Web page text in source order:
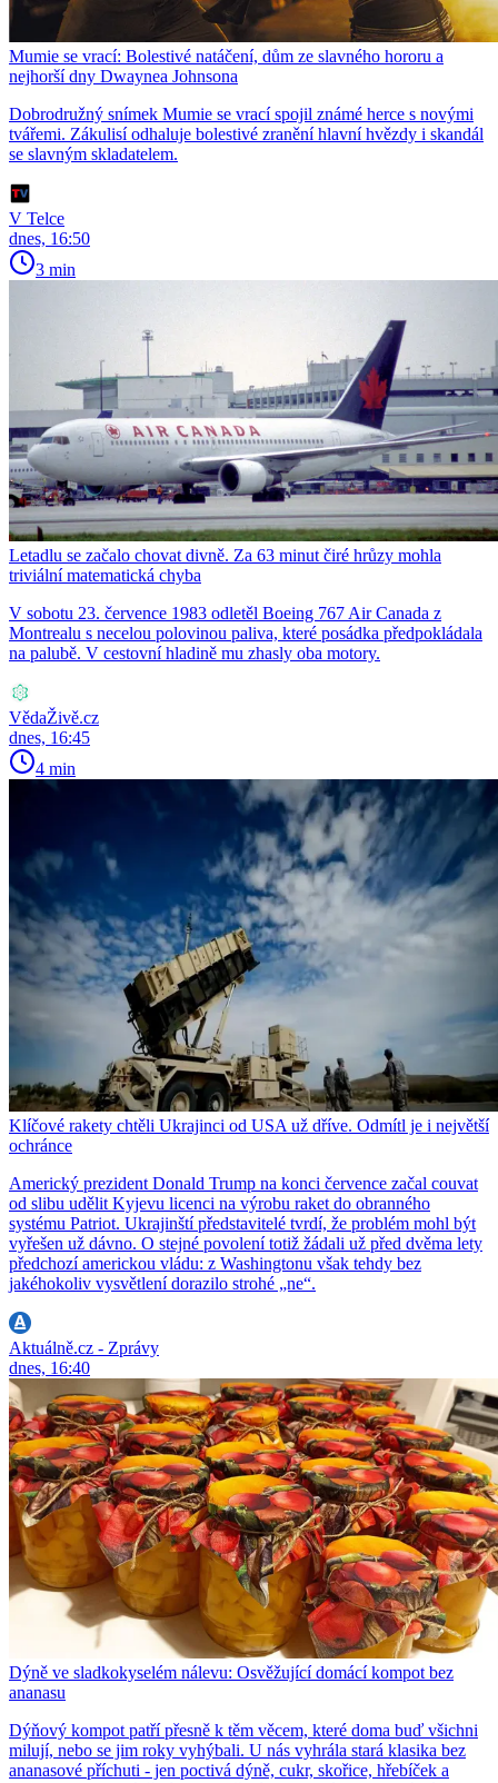
Mumie se vrací: Bolestivé natáčení, dům ze slavného hororu a
nejhorší dny Dwaynea Johnsona
Dobrodružný snímek Mumie se vrací spojil známé herce s novými
tvářemi. Zákulisí odhaluje bolestivé zranění hlavní hvězdy i skandál
se slavným skladatelem.
V Telce
dnes, 16:50
3 min
Letadlu se začalo chovat divně. Za 63 minut čiré hrůzy mohla
triviální matematická chyba
V sobotu 23. července 1983 odletěl Boeing 767 Air Canada z
Montrealu s necelou polovinou paliva, které posádka předpokládala
na palubě. V cestovní hladině mu zhasly oba motory.
VědaŽivě.cz
dnes, 16:45
4 min
Klíčové rakety chtěli Ukrajinci od USA už dříve. Odmítl je i největší
ochránce
Americký prezident Donald Trump na konci července začal couvat
od slibu udělit Kyjevu licenci na výrobu raket do obranného
systému Patriot. Ukrajinští představitelé tvrdí, že problém mohl být
vyřešen už dávno. O stejné povolení totiž žádali už před dvěma lety
předchozí americkou vládu: z Washingtonu však tehdy bez
jakéhokoliv vysvětlení dorazilo strohé „ne“.
Aktuálně.cz - Zprávy
dnes, 16:40
Dýně ve sladkokyselém nálevu: Osvěžující domácí kompot bez
ananasu
Dýňový kompot patří přesně k těm věcem, které doma buď všichni
milují, nebo se jim roky vyhýbali. U nás vyhrála stará klasika bez
ananasové příchuti - jen poctivá dýně, cukr, skořice, hřebíček a